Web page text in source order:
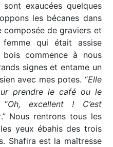
exaucées quelques
les bécanes dans
composée de graviers et
qui était assise
commence à nous
signes et entame un
avec mes potes. “Elle
prendre le café ou le
“Oh, excellent ! C’est
.” Nous rentrons tous les
yeux ébahis des trois
Shafira est la maîtresse